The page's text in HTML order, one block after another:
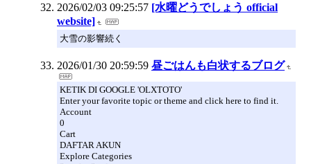
2026/02/03 09:25:57 [水曜どうでしょう official
website]
大雪の影響続く
2026/01/30 20:59:59 昼ごはんも白状するブログ
KETIK DI GOOGLE 'OLXTOTO'
Enter your favorite topic or theme and click here to find it.
Account
0
Cart
DAFTAR AKUN
Explore Categories